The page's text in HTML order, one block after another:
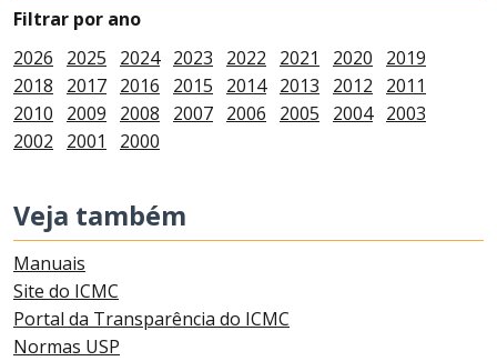
Filtrar por ano
2026
2025 2024 2023 2022 2021 2020
2019
2018
2017 2016 2015 2014 2013 2012
2011
2010
2009 2008 2007 2006 2005 2004 2003
2002
2001 2000
Veja também
Manuais
Site do ICMC
Portal da Transparência do ICMC
Normas USP